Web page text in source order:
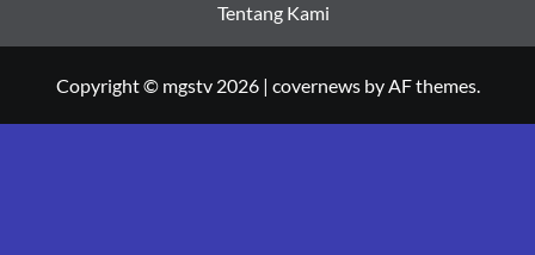
Tentang Kami
Copyright © mgstv 2026 | covernewsby AF themes.